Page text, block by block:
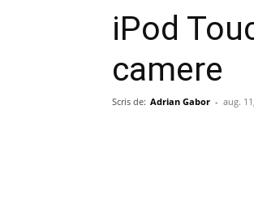
–
iPod
camere
Scris de: Adrian Gabor - aug.